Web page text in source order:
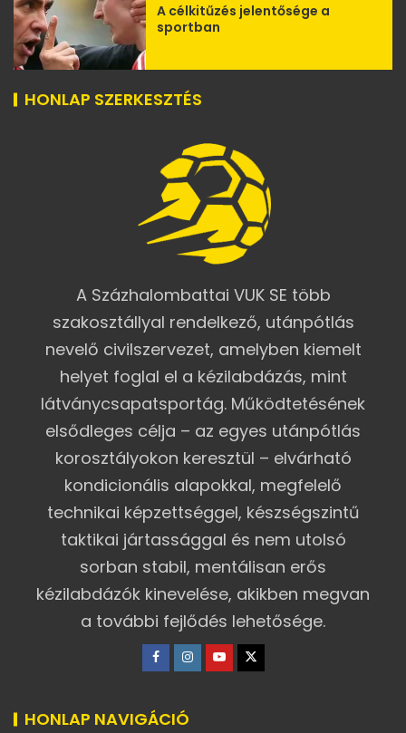
A célkitűzés jelentősége a
sportban
HONLAP SZERKESZTÉS
A Százhalombattai VUK SE több
szakosztállyal rendelkező, utánpótlás
nevelő civilszervezet, amelyben kiemelt
helyet foglal el a kézilabdázás, mint
látványcsapatsportág. Működtetésének
elsődleges célja – az egyes utánpótlás
korosztályokon keresztül – elvárható
kondicionális alapokkal, megfelelő
technikai képzettséggel, készségszintű
taktikai jártassággal és nem utolsó
sorban stabil, mentálisan erős
kézilabdázók kinevelése, akikben megvan
a további fejlődés lehetősége.
HONLAP NAVIGÁCIÓ